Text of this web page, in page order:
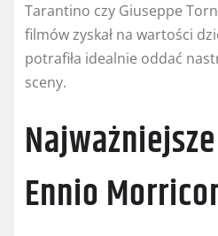
Tarantino czy Giuseppe
filmów zyskał na wartości
potrafiła idealnie oddać
sceny.
Ennio